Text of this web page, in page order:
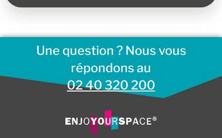
Une question ? Nous vous
répondons au
02 40 320 200